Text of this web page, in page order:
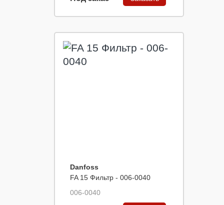
Danfoss
FA 15 Фильтр - 006-0040
006-0040